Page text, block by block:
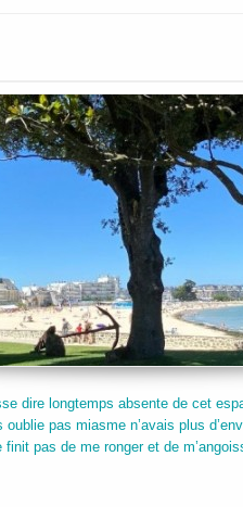
dire longtemps absente de cet
pas miasme n’avais plus
finit pas de me ronger et de